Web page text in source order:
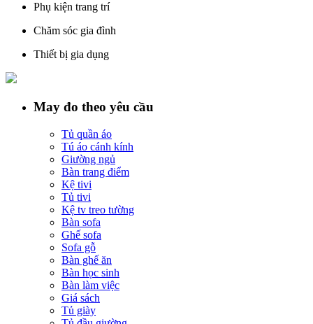
Phụ kiện trang trí
Chăm sóc gia đình
Thiết bị gia dụng
May đo theo yêu cầu
Tủ quần áo
Tú áo cánh kính
Giường ngủ
Bàn trang điểm
Kệ tivi
Tủ tivi
Kệ tv treo tường
Bàn sofa
Ghế sofa
Sofa gỗ
Bàn ghế ăn
Bàn học sinh
Bàn làm việc
Giá sách
Tủ giày